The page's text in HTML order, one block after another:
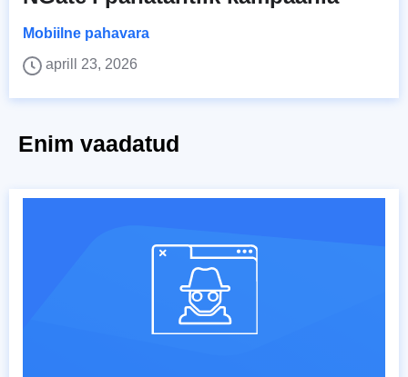
Mobiilne pahavara
aprill 23, 2026
Enim vaadatud